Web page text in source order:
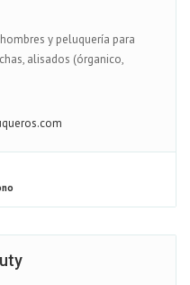
y peluquería para
alisados (órganico,